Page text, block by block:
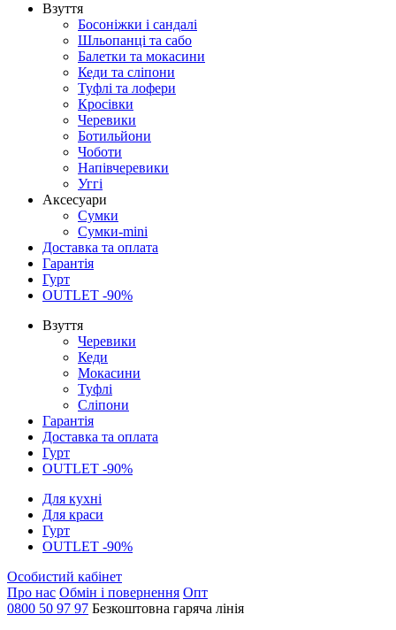
Взуття
Босоніжки і сандалі
Шльопанці та сабо
Балетки та мокасини
Кеди та сліпони
Туфлі та лофери
Кросівки
Черевики
Ботильйони
Чоботи
Напівчеревики
Уггі
Аксесуари
Сумки
Сумки-mini
Доставка та оплата
Гарантія
Гурт
OUTLET -90%
Взуття
Черевики
Кеди
Мокасини
Туфлі
Сліпони
Гарантія
Доставка та оплата
Гурт
OUTLET -90%
Для кухні
Для краси
Гурт
OUTLET -90%
Особистий кабінет
Про нас Обмін і повернення Опт
0800 50 97 97 Безкоштовна гаряча лінія